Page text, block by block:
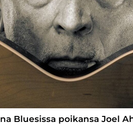
Bluesissa poikansa Joel